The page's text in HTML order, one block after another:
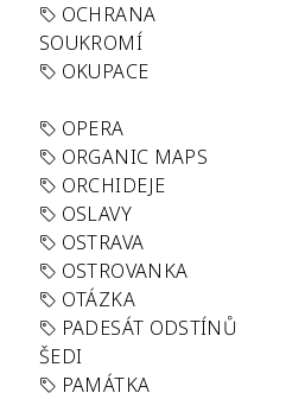
OCHRANA
SOUKROMÍ
OKUPACE
OPERA
ORGANIC MAPS
ORCHIDEJE
OSLAVY
OSTRAVA
OSTROVANKA
OTÁZKA
PADESÁT ODSTÍNŮ
ŠEDI
PAMÁTKA